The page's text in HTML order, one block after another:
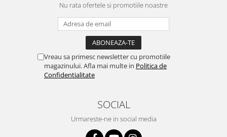
Nu rata ofertele si promotiile noastre
Vreau sa primesc newsletter cu promotiile
magazinului. Afla mai multe in Politica de
Confidentialitate
SOCIAL
Urmareste-ne in social media